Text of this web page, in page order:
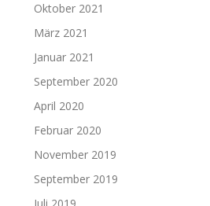
Oktober 2021
März 2021
Januar 2021
September 2020
April 2020
Februar 2020
November 2019
September 2019